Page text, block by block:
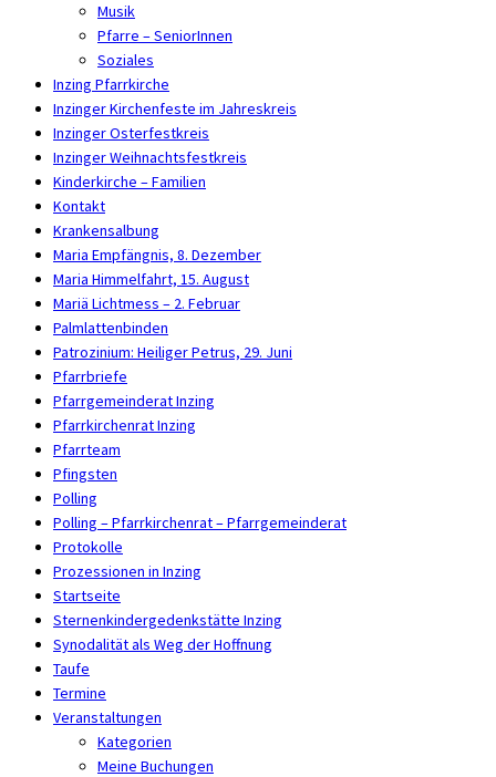
Musik
Pfarre – SeniorInnen
Soziales
Inzing Pfarrkirche
Inzinger Kirchenfeste im Jahreskreis
Inzinger Osterfestkreis
Inzinger Weihnachtsfestkreis
Kinderkirche – Familien
Kontakt
Krankensalbung
Maria Empfängnis, 8. Dezember
Maria Himmelfahrt, 15. August
Mariä Lichtmess – 2. Februar
Palmlattenbinden
Patrozinium: Heiliger Petrus, 29. Juni
Pfarrbriefe
Pfarrgemeinderat Inzing
Pfarrkirchenrat Inzing
Pfarrteam
Pfingsten
Polling
Polling – Pfarrkirchenrat – Pfarrgemeinderat
Protokolle
Prozessionen in Inzing
Startseite
Sternenkindergedenkstätte Inzing
Synodalität als Weg der Hoffnung
Taufe
Termine
Veranstaltungen
Kategorien
Meine Buchungen